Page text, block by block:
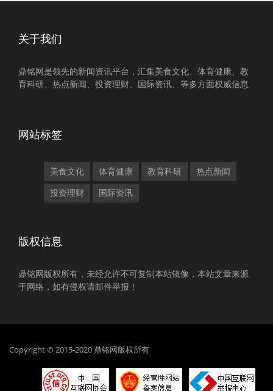
关于我们
鼎铭网是领先的新闻资讯平台，汇集美食文化、体育健康、教
育科研、热点新闻、投资理财、国际资讯、等多方面权威信息
网站标签
美食文化 体育健康 教育科研 热点新闻
投资理财 国际资讯
版权信息
鼎铭网版权所有，未经允许不可复制本站镜像，本站文章来源
于网络，如有侵权请邮件举报！
Copyright © 2015-2020 鼎铭网版权所有